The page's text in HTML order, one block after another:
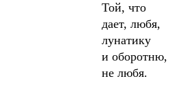
Той, что
дает, любя,
лунатику
и оборотню,
не любя.